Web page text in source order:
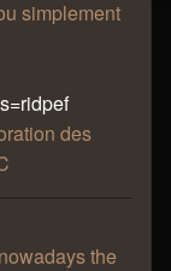
simplement
des
the